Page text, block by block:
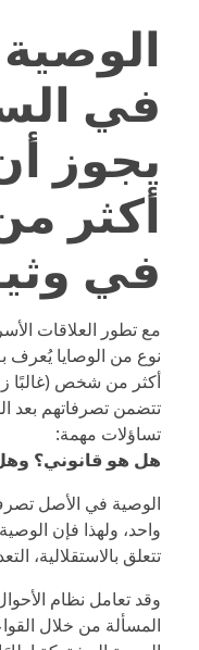
في
يجوز
أكثر
في
مع تطور العلاقات
نوع من الوصايا يُعرف
أكثر من شخص (غالبًا
تتضمن تصرفاتهم بعد
تساؤلات مهمة:
هل هو قانوني؟
الوصية في الأصل
واحد، ولهذا فإن
تتعلق بالاستقلالية،
وقد تعامل نظام
المسألة من خلال